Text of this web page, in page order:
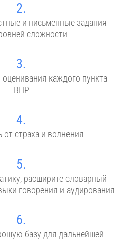
2.
и письменные задания
сложности
3.
оценивания каждого пункта
ВПР
4.
от страха и волнения
5.
расширите словарный
говорения и аудирования
6.
базу для дальнейшей